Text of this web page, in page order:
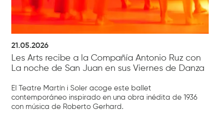
21.05.2026
Les Arts recibe a la Compañía Antonio Ruz con
La noche de San Juan en sus Viernes de Danza
El Teatre Martín i Soler acoge este ballet
contemporáneo inspirado en una obra inédita de 1936
con música de Roberto Gerhard.